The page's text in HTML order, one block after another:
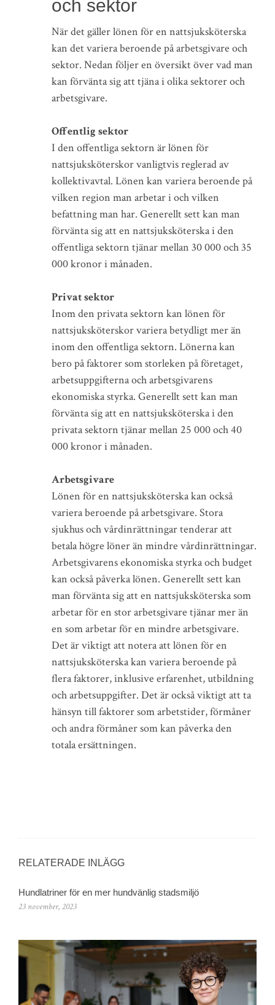
och sektor
När det gäller lönen för en nattsjuksköterska
kan det variera beroende på arbetsgivare och
sektor. Nedan följer en översikt över vad man
kan förvänta sig att tjäna i olika sektorer och
arbetsgivare.
Offentlig sektor
I den offentliga sektorn är lönen för
nattsjuksköterskor vanligtvis reglerad av
kollektivavtal. Lönen kan variera beroende på
vilken region man arbetar i och vilken
befattning man har. Generellt sett kan man
förvänta sig att en nattsjuksköterska i den
offentliga sektorn tjänar mellan 30 000 och 35
000 kronor i månaden.
Privat sektor
Inom den privata sektorn kan lönen för
nattsjuksköterskor variera betydligt mer än
inom den offentliga sektorn. Lönerna kan
bero på faktorer som storleken på företaget,
arbetsuppgifterna och arbetsgivarens
ekonomiska styrka. Generellt sett kan man
förvänta sig att en nattsjuksköterska i den
privata sektorn tjänar mellan 25 000 och 40
000 kronor i månaden.
Arbetsgivare
Lönen för en nattsjuksköterska kan också
variera beroende på arbetsgivare. Stora
sjukhus och vårdinrättningar tenderar att
betala högre löner än mindre vårdinrättningar.
Arbetsgivarens ekonomiska styrka och budget
kan också påverka lönen. Generellt sett kan
man förvänta sig att en nattsjuksköterska som
arbetar för en stor arbetsgivare tjänar mer än
en som arbetar för en mindre arbetsgivare.
Det är viktigt att notera att lönen för en
nattsjuksköterska kan variera beroende på
flera faktorer, inklusive erfarenhet, utbildning
och arbetsuppgifter. Det är också viktigt att ta
hänsyn till faktorer som arbetstider, förmåner
och andra förmåner som kan påverka den
totala ersättningen.
RELATERADE INLÄGG
Hundlatriner för en mer hundvänlig stadsmiljö
23 november, 2023